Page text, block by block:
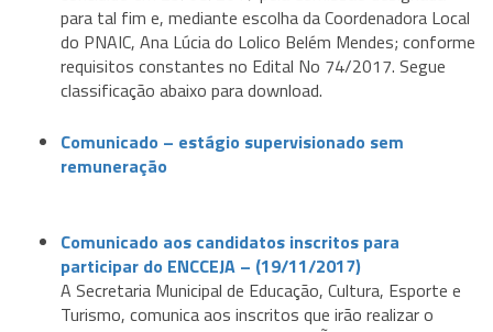
para tal fim e, mediante escolha da Coordenadora Local
do PNAIC, Ana Lúcia do Lolico Belém Mendes; conforme
requisitos constantes no Edital No 74/2017. Segue
classificação abaixo para download.
Comunicado – estágio supervisionado sem
remuneração
Comunicado aos candidatos inscritos para
participar do ENCCEJA – (19/11/2017)
A Secretaria Municipal de Educação, Cultura, Esporte e
Turismo, comunica aos inscritos que irão realizar o